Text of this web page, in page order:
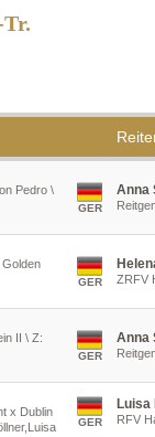
Pedro \
GER
Anna
GER ZRFV
II \ Z:
GER
Anna
x Dublin
GER
Luisa
RFV